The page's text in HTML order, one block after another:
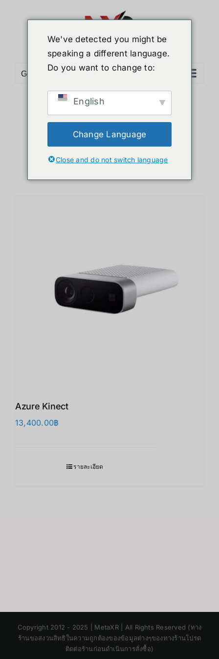
Go to...
Sort byPopularity
Show12 Products
Azure Kinect
13,400.00฿
รายละเอียด
Copyright 2012 - 2025 | MetaXR | All Rights Reserved (ทาง
ร้านขอสงวนสิทธิในความถูกต้องของข้อมูลต่างๆของทางร้านโปรด
ติดต่อร้านก่อนดำเนินการสั่งซื้อ)
We've detected you might be
speaking a different language.
Do you want to change to:
English
Change Language
Close and do not switch language
Chinese